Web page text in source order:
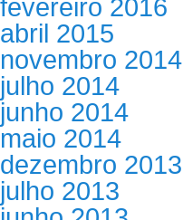
fevereiro 2016
abril 2015
novembro 2014
julho 2014
junho 2014
maio 2014
dezembro 2013
julho 2013